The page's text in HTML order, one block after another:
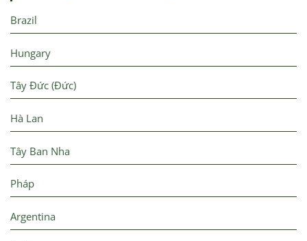
Brazil
Hungary
Tây Đức (Đức)
Hà Lan
Tây Ban Nha
Pháp
Argentina